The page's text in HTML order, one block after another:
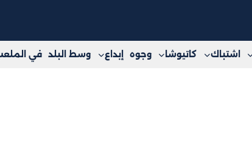
اشتباك كاتيوشا وجوه إبداع وسط البلد في